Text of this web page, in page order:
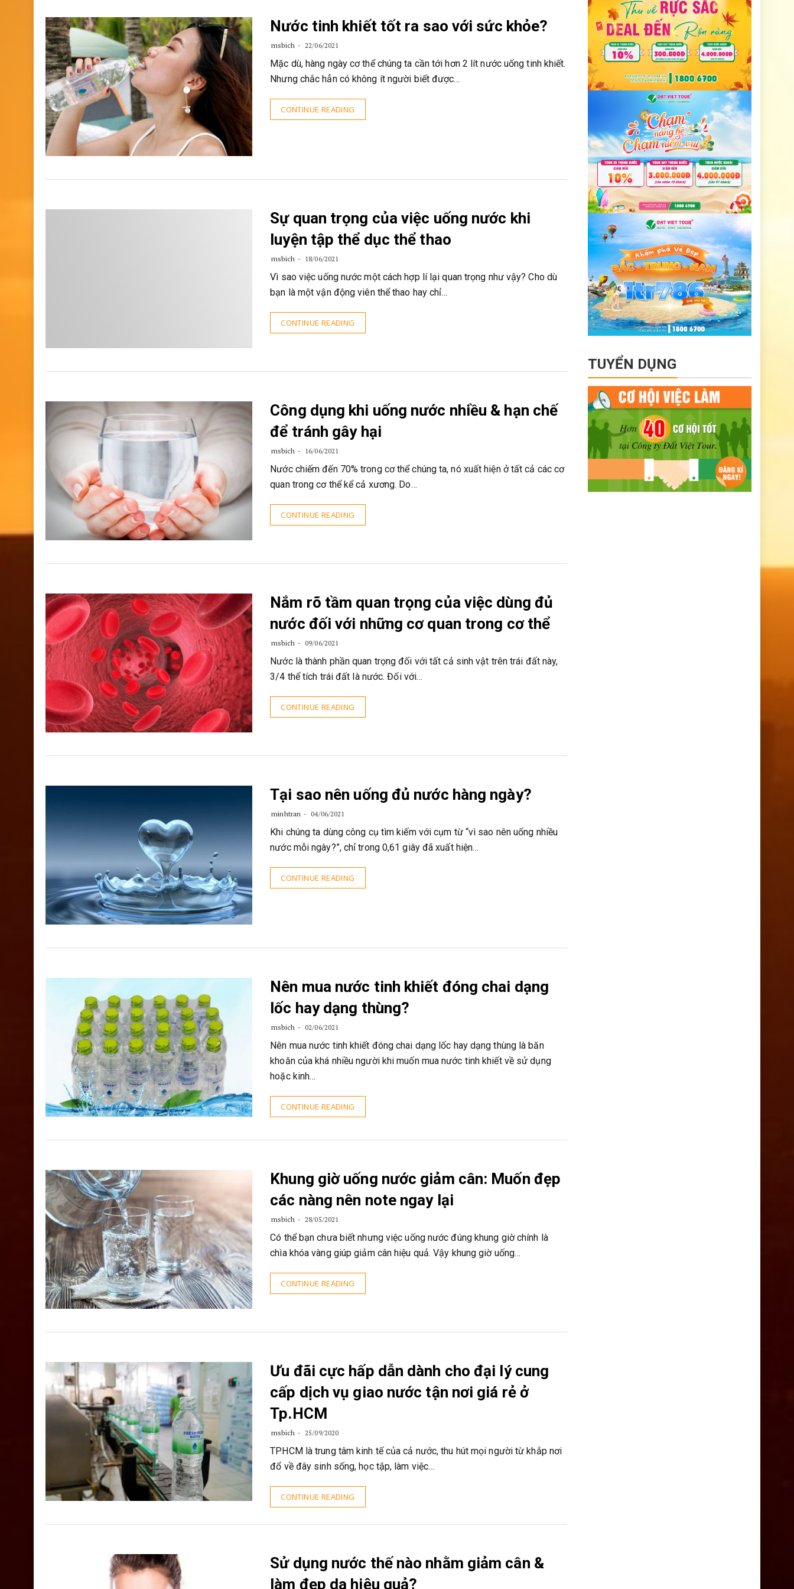
Nước tinh khiết tốt ra sao với sức khỏe?
msbich 22/06/2021
Mặc dù, hàng ngày cơ thể chúng ta cần tới hơn 2 lít nước uống tinh khiết.
Nhưng chắc hẳn có không ít người biết được…
CONTINUE READING
Sự quan trọng của việc uống nước khi
luyện tập thể dục thể thao
msbich 18/06/2021
Vì sao việc uống nước một cách hợp lí lại quan trọng như vậy? Cho dù
bạn là một vận động viên thể thao hay chỉ…
CONTINUE READING
Công dụng khi uống nước nhiều & hạn chế
để tránh gây hại
msbich 16/06/2021
Nước chiếm đến 70% trong cơ thể chúng ta, nó xuất hiện ở tất cả các cơ
quan trong cơ thể kể cả xương. Do…
CONTINUE READING
Nắm rõ tầm quan trọng của việc dùng đủ
nước đối với những cơ quan trong cơ thể
msbich 09/06/2021
Nước là thành phần quan trọng đối với tất cả sinh vật trên trái đất này,
3/4 thể tích trái đất là nước. Đối với…
CONTINUE READING
Tại sao nên uống đủ nước hàng ngày?
minhtran 04/06/2021
Khi chúng ta dùng công cụ tìm kiếm với cụm từ “vì sao nên uống nhiều
nước mỗi ngày?”, chỉ trong 0,61 giây đã xuất hiện…
CONTINUE READING
Nên mua nước tinh khiết đóng chai dạng
lốc hay dạng thùng?
msbich 02/06/2021
Nên mua nước tinh khiết đóng chai dạng lốc hay dạng thùng là băn
khoăn của khá nhiều người khi muốn mua nước tinh khiết về sử dụng
hoặc kinh…
CONTINUE READING
Khung giờ uống nước giảm cân: Muốn đẹp
các nàng nên note ngay lại
msbich 28/05/2021
Có thể bạn chưa biết nhưng việc uống nước đúng khung giờ chính là
chìa khóa vàng giúp giảm cân hiệu quả. Vậy khung giờ uống…
CONTINUE READING
Ưu đãi cực hấp dẫn dành cho đại lý cung
cấp dịch vụ giao nước tận nơi giá rẻ ở
Tp.HCM
msbich 25/09/2020
TPHCM là trung tâm kinh tế của cả nước, thu hút mọi người từ khắp nơi
đổ về đây sinh sống, học tập, làm việc…
CONTINUE READING
Sử dụng nước thế nào nhằm giảm cân &
làm đẹp da hiệu quả?
TUYỂN DỤNG